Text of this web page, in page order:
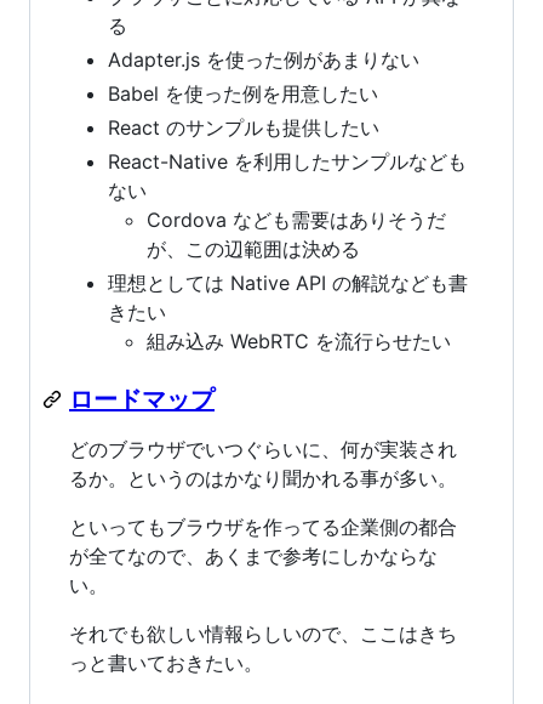
る
Adapter.js を使った例があまりない
Babel を使った例を用意したい
React のサンプルも提供したい
React-Native を利用したサンプルなども
ない
Cordova なども需要はありそうだ
が、この辺範囲は決める
理想としては Native API の解説なども書
きたい
組み込み WebRTC を流行らせたい
ロードマップ
どのブラウザでいつぐらいに、何が実装され
るか。というのはかなり聞かれる事が多い。
といってもブラウザを作ってる企業側の都合
が全てなので、あくまで参考にしかならな
い。
それでも欲しい情報らしいので、ここはきち
っと書いておきたい。